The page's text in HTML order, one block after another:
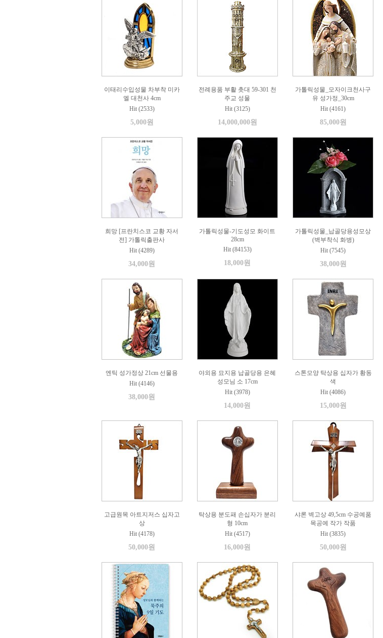
이태리수입성물 차부착 미카
엘 대천사 4cm
Hit (2533)
5,000원
전례용품 부활 촛대 59-301 천
주교 성물
Hit (3125)
14,000,000원
가톨릭성물_모자이크천사구
유 성가정_30cm
Hit (4161)
85,000원
희망 [프란치스코 교황 자서
전] 가톨릭출판사
Hit (4289)
34,000원
가톨릭성물-기도성모 화이트
28cm
Hit (84153)
18,000원
가톨릭성물_납골당용성모상
(벽부착식 화병)
Hit (7545)
38,000원
엔틱 성가정상 21cm 선물용
Hit (4146)
38,000원
야외용 묘지용 납골당용 은혜
성모님 소 17cm
Hit (3978)
14,000원
스톤모양 탁상용 십자가 황동
색
Hit (4086)
15,000원
고급원목 아트지저스 십자고
상
Hit (4178)
50,000원
탁상용 분도패 손십자가 분리
형 10cm
Hit (4517)
16,000원
샤론 벽고상 49,5cm 수공예품
목공예 작가 작품
Hit (3835)
50,000원